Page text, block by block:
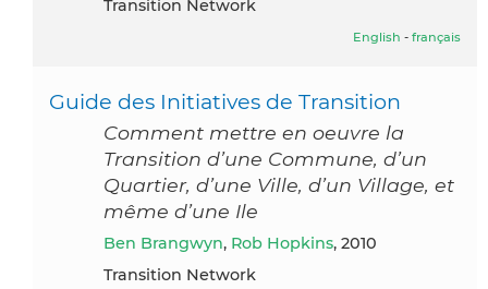
Transition Network
English - français
Guide des Initiatives de Transition
Comment mettre en oeuvre la
Transition d’une Commune, d’un
Quartier, d’une Ville, d’un Village, et
même d’une Ile
Ben Brangwyn, Rob Hopkins, 2010
Transition Network